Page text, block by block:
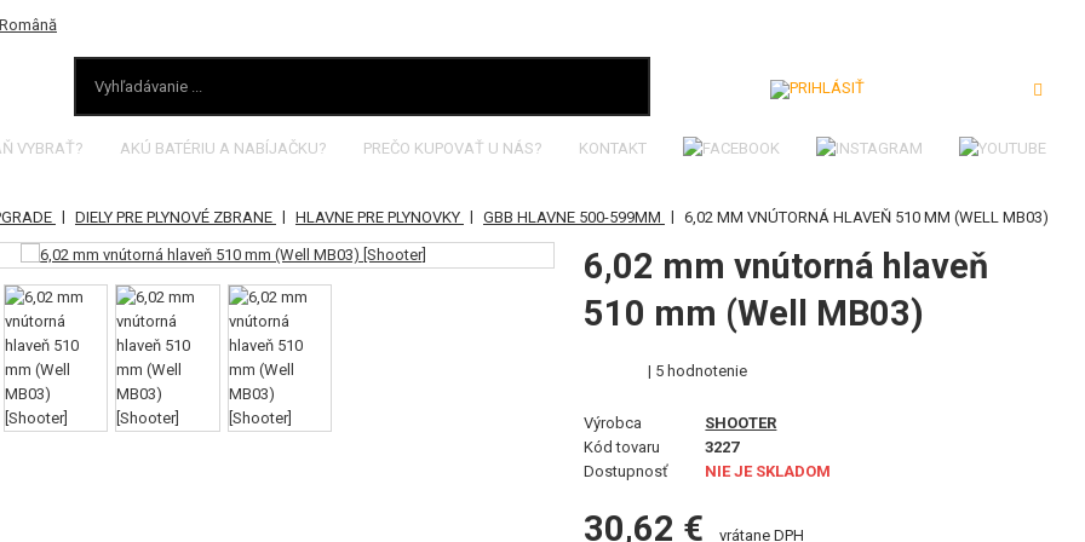
VYBRAŤ? AKÚ BATÉRIU A NABÍJAČKU? PREČO KUPOVAŤ U NÁS? KONTAKT
| DIELY PRE PLYNOVÉ ZBRANE | HLAVNE PRE PLYNOVKY | GBB HLAVNE 500-599MM | 6,02 MM VNÚTORNÁ HLAVEŇ 510 MM (WELL MB03)
6,02 mm vnútorná hlaveň
510 mm (Well MB03)
| 5 hodnotenie
Výrobca
SHOOTER
Kód tovaru
3227
Dostupnosť
NIE JE SKLADOM
30,62 € vrátane DPH